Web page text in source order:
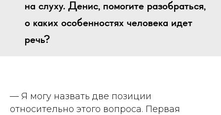
на слуху. Денис, помогите разобраться,
о каких особенностях человека идет
речь?
— Я могу назвать две позиции
относительно этого вопроса. Первая